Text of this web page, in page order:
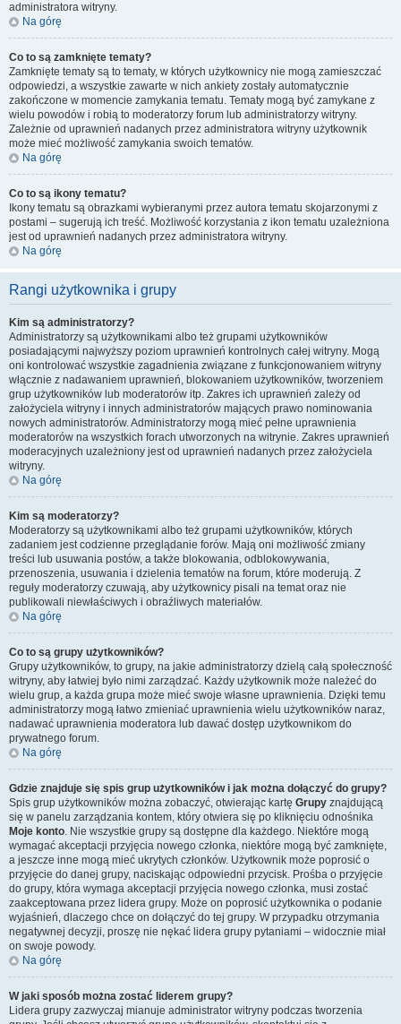
administratora witryny.
Na górę
Co to są zamknięte tematy?
Zamknięte tematy są to tematy, w których użytkownicy nie mogą zamieszczać
odpowiedzi, a wszystkie zawarte w nich ankiety zostały automatycznie
zakończone w momencie zamykania tematu. Tematy mogą być zamykane z
wielu powodów i robią to moderatorzy forum lub administratorzy witryny.
Zależnie od uprawnień nadanych przez administratora witryny użytkownik
może mieć możliwość zamykania swoich tematów.
Na górę
Co to są ikony tematu?
Ikony tematu są obrazkami wybieranymi przez autora tematu skojarzonymi z
postami – sugerują ich treść. Możliwość korzystania z ikon tematu uzależniona
jest od uprawnień nadanych przez administratora witryny.
Na górę
Rangi użytkownika i grupy
Kim są administratorzy?
Administratorzy są użytkownikami albo też grupami użytkowników
posiadającymi najwyższy poziom uprawnień kontrolnych całej witryny. Mogą
oni kontrolować wszystkie zagadnienia związane z funkcjonowaniem witryny
włącznie z nadawaniem uprawnień, blokowaniem użytkowników, tworzeniem
grup użytkowników lub moderatorów itp. Zakres ich uprawnień zależy od
założyciela witryny i innych administratorów mających prawo nominowania
nowych administratorów. Administratorzy mogą mieć pełne uprawnienia
moderatorów na wszystkich forach utworzonych na witrynie. Zakres uprawnień
moderacyjnych uzależniony jest od uprawnień nadanych przez założyciela
witryny.
Na górę
Kim są moderatorzy?
Moderatorzy są użytkownikami albo też grupami użytkowników, których
zadaniem jest codzienne przeglądanie forów. Mają oni możliwość zmiany
treści lub usuwania postów, a także blokowania, odblokowywania,
przenoszenia, usuwania i dzielenia tematów na forum, które moderują. Z
reguły moderatorzy czuwają, aby użytkownicy pisali na temat oraz nie
publikowali niewłaściwych i obraźliwych materiałów.
Na górę
Co to są grupy użytkowników?
Grupy użytkowników, to grupy, na jakie administratorzy dzielą całą społeczność
witryny, aby łatwiej było nimi zarządzać. Każdy użytkownik może należeć do
wielu grup, a każda grupa może mieć swoje własne uprawnienia. Dzięki temu
administratorzy mogą łatwo zmieniać uprawnienia wielu użytkowników naraz,
nadawać uprawnienia moderatora lub dawać dostęp użytkownikom do
prywatnego forum.
Na górę
Gdzie znajduje się spis grup użytkowników i jak można dołączyć do grupy?
Spis grup użytkowników można zobaczyć, otwierając kartę Grupy znajdującą
się w panelu zarządzania kontem, który otwiera się po kliknięciu odnośnika
Moje konto. Nie wszystkie grupy są dostępne dla każdego. Niektóre mogą
wymagać akceptacji przyjęcia nowego członka, niektóre mogą być zamknięte,
a jeszcze inne mogą mieć ukrytych członków. Użytkownik może poprosić o
przyjęcie do danej grupy, naciskając odpowiedni przycisk. Prośba o przyjęcie
do grupy, która wymaga akceptacji przyjęcia nowego członka, musi zostać
zaakceptowana przez lidera grupy. Może on poprosić użytkownika o podanie
wyjaśnień, dlaczego chce on dołączyć do tej grupy. W przypadku otrzymania
negatywnej decyzji, proszę nie nękać lidera grupy pytaniami – widocznie miał
on swoje powody.
Na górę
W jaki sposób można zostać liderem grupy?
Lidera grupy zazwyczaj mianuje administrator witryny podczas tworzenia